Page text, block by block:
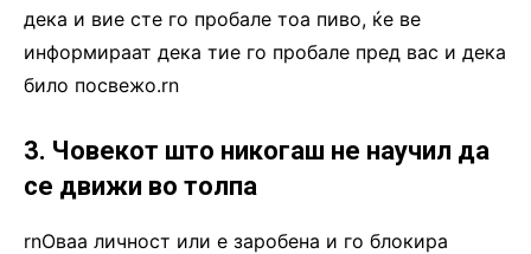
дека и вие сте го пробале тоа пиво, ќе ве
информираат дека тие го пробале пред вас и дека
било посвежо.rn
3. Човекот што никогаш не научил да
се движи во толпа
rnОваа личност или е заробена и го блокира